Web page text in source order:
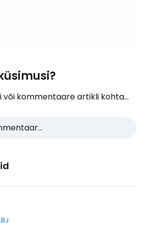
või kommentaare artikli kohta...